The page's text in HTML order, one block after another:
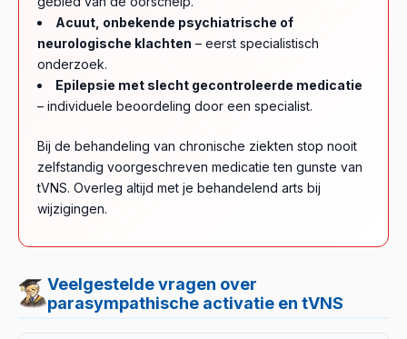
Acuut, onbekende psychiatrische of
neurologische klachten – eerst specialistisch
onderzoek.
Epilepsie met slecht gecontroleerde medicatie
– individuele beoordeling door een specialist.
Bij de behandeling van chronische ziekten stop nooit
zelfstandig voorgeschreven medicatie ten gunste van
tVNS. Overleg altijd met je behandelend arts bij
wijzigingen.
Veelgestelde vragen over
parasympathische activatie en tVNS